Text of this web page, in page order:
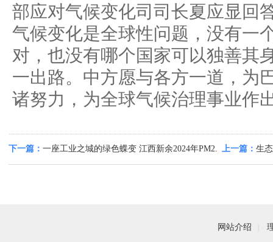
部应对气候变化司司长夏应显回
气候变化是全球性问题，没有一
对，也没有哪个国家可以独善其
一出路。中方愿与各方一道，为
诸努力，为全球气候治理事业作
下一篇： 一座工业之城的绿色蝶变 江西新余2024年PM2. 上一篇： 生
网站介绍